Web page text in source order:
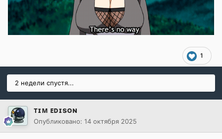
1
2 недели спустя...
ᴛɪᴍ ᴇᴅɪsᴏɴ
Опубликовано: 14 октября 2025